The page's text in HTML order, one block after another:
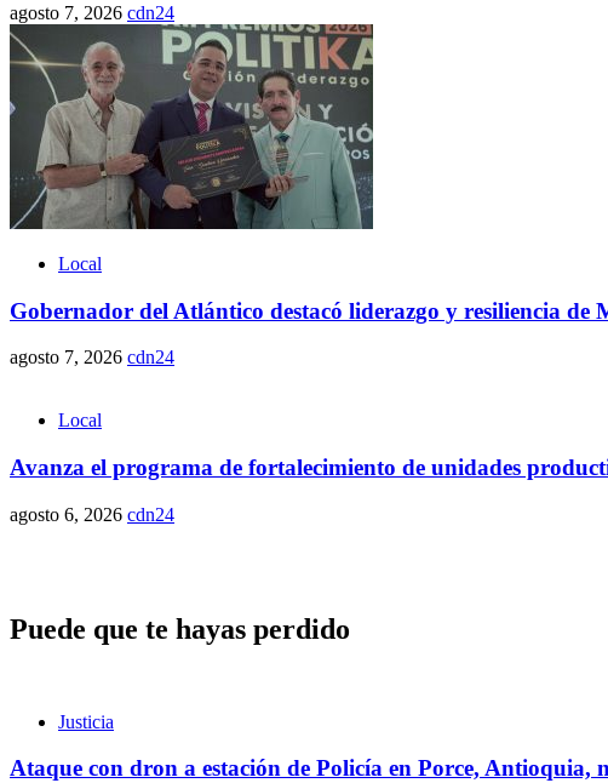
agosto 7, 2026 cdn24
Local
Gobernador del Atlántico destacó liderazgo y resiliencia de
agosto 7, 2026 cdn24
Local
Avanza el programa de fortalecimiento de unidades
agosto 6, 2026 cdn24
Puede que te hayas perdido
Justicia
Ataque con dron a estación de Policía en Porce, Antioquia,